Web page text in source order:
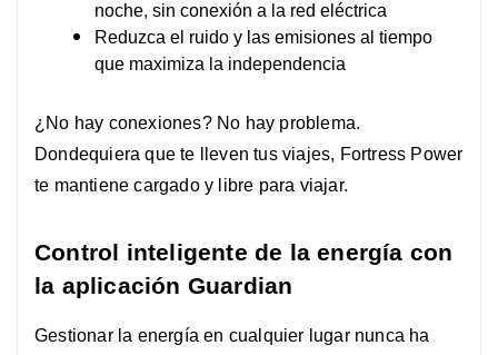
noche, sin conexión a la red eléctrica
Reduzca el ruido y las emisiones al tiempo
que maximiza la independencia
¿No hay conexiones? No hay problema.
Dondequiera que te lleven tus viajes, Fortress Power
te mantiene cargado y libre para viajar.
Control inteligente de la energía con
la aplicación Guardian
Gestionar la energía en cualquier lugar nunca ha